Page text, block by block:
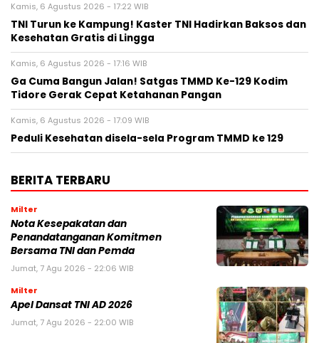
Kamis, 6 Agustus 2026 - 17:22 WIB
TNI Turun ke Kampung! Kaster TNI Hadirkan Baksos dan
Kesehatan Gratis di Lingga
Kamis, 6 Agustus 2026 - 17:16 WIB
Ga Cuma Bangun Jalan! Satgas TMMD Ke-129 Kodim
Tidore Gerak Cepat Ketahanan Pangan
Kamis, 6 Agustus 2026 - 17:09 WIB
Peduli Kesehatan disela-sela Program TMMD ke 129
BERITA TERBARU
Milter
Nota Kesepakatan dan
Penandatanganan Komitmen
Bersama TNI dan Pemda
Jumat, 7 Agu 2026 - 22:06 WIB
Milter
Apel Dansat TNI AD 2026
Jumat, 7 Agu 2026 - 22:00 WIB